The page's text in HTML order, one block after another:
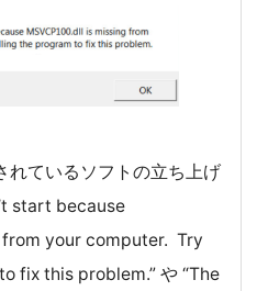
れているソフトの立ち上げ
start because
from your computer. Try
fix this problem.” や “The